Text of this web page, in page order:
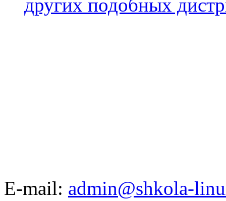
других подобных
E-mail: admin@shkola-